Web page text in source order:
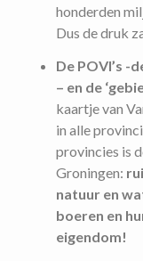
honderden
Dus de druk
De POVI’s -
– en de
kaartje van
in alle
provincies is
Groningen:
natuur en
boeren en
eigendom!